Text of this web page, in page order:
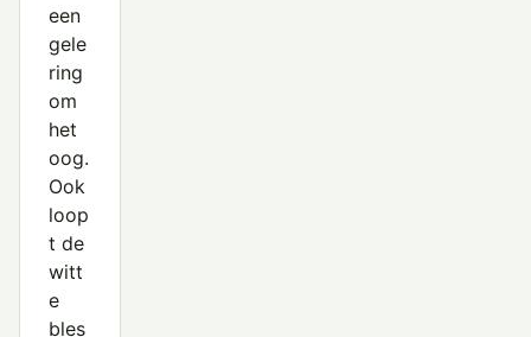
een
gele
ring
om
het
oog.
Ook
loop
t de
witt
e
bles